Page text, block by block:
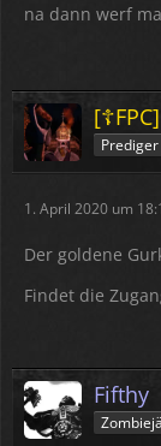
na dann werf
[☦FPC]
Prediger
1. April 2020 um
Der goldene
Findet die
Fifthy